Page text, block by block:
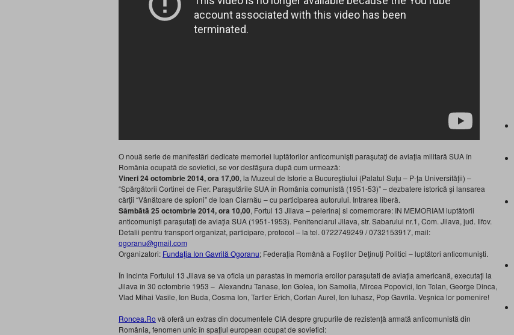
O nouă serie de manifestări dedicate memoriei luptătorilor anticomunişti paraşutaţi de aviaţia militară SUA în
România ocupată de sovietici, se vor desfăşura după cum urmează:
Vineri 24 octombrie 2014, ora 17,00, la Muzeul de Istorie a Bucureştiului (Palatul Suţu – P-ţa Universităţii) –
“Spărgătorii Cortinei de Fier. Paraşutările SUA în România comunistă (1951-53)” – dezbatere istorică şi lansarea
cărţii “Vânătoare de spioni” de Ioan Ciarnău – cu participarea autorului. Intrarea liberă.
Sâmbãtã 25 octombrie 2014, ora 10,00, Fortul 13 Jilava – pelerinaj si comemorare: IN MEMORIAM luptătorii
anticomunişti paraşutaţi de aviaţia SUA (1951-1953). Penitenciarul Jilava, str. Sabarului nr.1, Com. Jilava, jud. Ilfov.
Detalii pentru transport organizat, participare, protocol – la tel. 0722749249 / 0732153917, mail:
ogoranu@gmail.com
Organizatori: Fundaţia Ion Gavrilă Ogoranu; Federaţia Română a Foştilor Deţinuţi Politici – luptători anticomunişti.
În incinta Fortului 13 Jilava se va oficia un parastas în memoria eroilor paraşutati de aviaţia americană, executaţi la
Jilava în 30 octombrie 1953 – Alexandru Tanase, Ion Golea, Ion Samoila, Mircea Popovici, Ion Tolan, George Dinca,
Vlad Mihai Vasile, Ion Buda, Cosma Ion, Tartler Erich, Corlan Aurel, Ion Iuhasz, Pop Gavrila. Veşnica lor pomenire!
Roncea.Ro vă oferă un extras din documentele CIA despre grupurile de rezistenţă armată anticomunistă din
România, fenomen unic în spaţiul european ocupat de sovietici: